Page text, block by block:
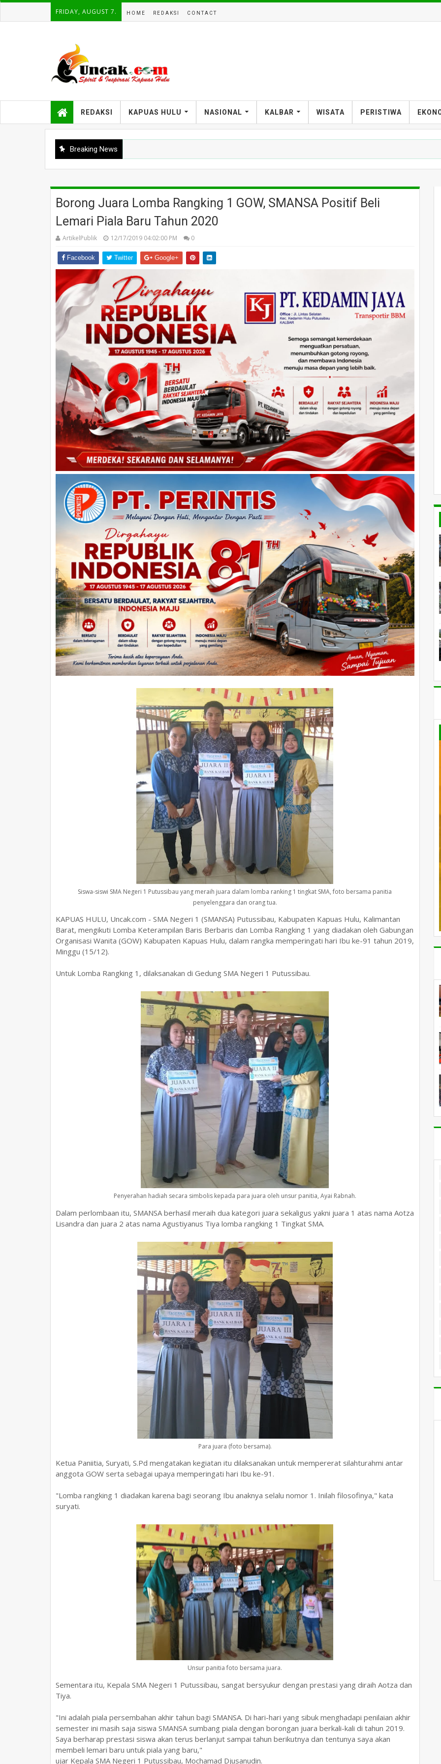
FRIDAY, AUGUST 7. HOME REDAKSI CONTACT
REDAKSI KAPUAS HULU NASIONAL KALBAR WISATA PERISTIWA
Breaking News
Borong Juara Lomba Rangking 1 GOW, SMANSA Positif Beli
Lemari Piala Baru Tahun 2020
ArtikelPublik 12/17/2019 04:02:00 PM 0
Facebook Twitter Google+
Siswa-siswi SMA Negeri 1 Putussibau yang meraih juara dalam lomba ranking 1 tingkat SMA, foto bersama panitia
penyelenggara dan orang tua.
KAPUAS HULU, Uncak.com - SMA Negeri 1 (SMANSA) Putussibau, Kabupaten Kapuas Hulu, Kalimantan
Barat, mengikuti Lomba Keterampilan Baris Berbaris dan Lomba Rangking 1 yang diadakan oleh Gabungan
Organisasi Wanita (GOW) Kabupaten Kapuas Hulu, dalam rangka memperingati hari Ibu ke-91 tahun 2019,
Minggu (15/12).
Untuk Lomba Rangking 1, dilaksanakan di Gedung SMA Negeri 1 Putussibau.
Penyerahan hadiah secara simbolis kepada para juara oleh unsur panitia, Ayai Rabnah.
Dalam perlombaan itu, SMANSA berhasil meraih dua kategori juara sekaligus yakni juara 1 atas nama Aotza
Lisandra dan juara 2 atas nama Agustiyanus Tiya lomba rangking 1 Tingkat SMA.
Para juara (foto bersama).
Ketua Paniitia, Suryati, S.Pd mengatakan kegiatan itu dilaksanakan untuk mempererat silahturahmi antar
anggota GOW serta sebagai upaya memperingati hari Ibu ke-91.
"Lomba rangking 1 diadakan karena bagi seorang Ibu anaknya selalu nomor 1. Inilah filosofinya," kata
suryati.
Unsur panitia foto bersama juara.
Sementara itu, Kepala SMA Negeri 1 Putussibau, sangat bersyukur dengan prestasi yang diraih Aotza dan
Tiya.
"Ini adalah piala persembahan akhir tahun bagi SMANSA. Di hari-hari yang sibuk menghadapi penilaian akhir
semester ini masih saja siswa SMANSA sumbang piala dengan borongan juara berkali-kali di tahun 2019.
Saya berharap prestasi siswa akan terus berlanjut sampai tahun berikutnya dan tentunya saya akan
membeli lemari baru untuk piala yang baru,"
ujar Kepala SMA Negeri 1 Putussibau, Mochamad Djusanudin.